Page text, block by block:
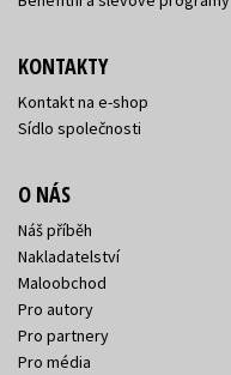
KONTAKTY
Kontakt na e-shop
Sídlo společnosti
O NÁS
Náš příběh
Nakladatelství
Maloobchod
Pro autory
Pro partnery
Pro média